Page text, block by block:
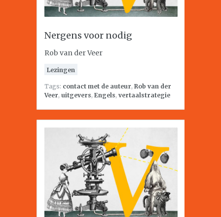
Nergens voor nodig
Rob van der Veer
Lezingen
Tags: contact met de auteur, Rob van der
Veer, uitgevers, Engels, vertaalstrategie